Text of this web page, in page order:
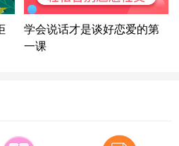
150****8921
28分钟前
光下的微笑 通过此页面咨询，已获得专
学会说话才是谈好恋爱的第
一课